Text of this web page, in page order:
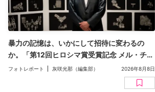
暴力の記憶は、いかにして招待に変わるの
か。「第12回ヒロシマ賞受賞記念 メル・チン
展」（広島市現代美術館）レポート
フォトレポート 灰咲光那（編集部） 2026年8月8日